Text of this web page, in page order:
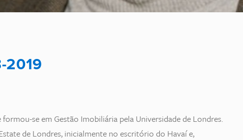
2019
se em Gestão Imobiliária pela Universidade de Londres.
de Londres, inicialmente no escritório do Havaí e,